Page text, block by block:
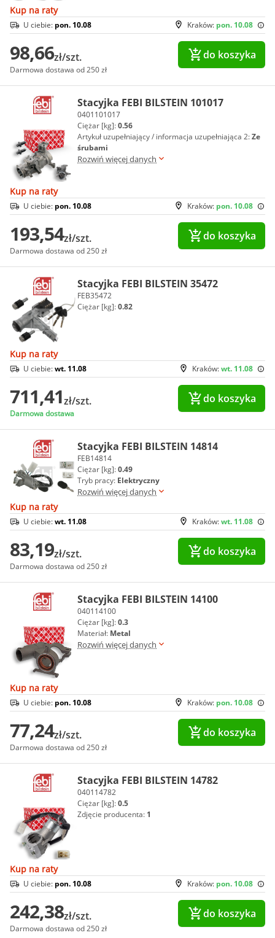
Kup na raty
Kraków: pon. 10.08
U ciebie: pon. 10.08
98,66zł/szt.
Darmowa dostawa od 250 zł
do koszyka
Stacyjka FEBI BILSTEIN 101017
0401101017
Ciężar [kg]:0.56
Artykuł uzupełniający / informacja uzupełniająca 2:Ze
śrubami
Rozwiń więcej danych
Kup na raty
Kraków: pon. 10.08
U ciebie: pon. 10.08
193,54zł/szt.
Darmowa dostawa od 250 zł
do koszyka
Stacyjka FEBI BILSTEIN 35472
FEB35472
Ciężar [kg]:0.82
Kup na raty
Kraków:wt. 11.08
U ciebie:wt. 11.08
711,41zł/szt.
Darmowa dostawa
do koszyka
Stacyjka FEBI BILSTEIN 14814
FEB14814
Ciężar [kg]:0.49
Tryb pracy: Elektryczny
Rozwiń więcej danych
Kup na raty
Kraków:wt. 11.08
U ciebie:wt. 11.08
83,19zł/szt.
Darmowa dostawa od 250 zł
do koszyka
Stacyjka FEBI BILSTEIN 14100
040114100
Ciężar [kg]:0.3
Materiał: Metal
Rozwiń więcej danych
Kup na raty
Kraków: pon. 10.08
U ciebie: pon. 10.08
77,24zł/szt.
Darmowa dostawa od 250 zł
do koszyka
Stacyjka FEBI BILSTEIN 14782
040114782
Ciężar [kg]:0.5
Zdjęcie producenta: 1
Kup na raty
Kraków: pon. 10.08
U ciebie: pon. 10.08
242,38zł/szt.
Darmowa dostawa od 250 zł
do koszyka